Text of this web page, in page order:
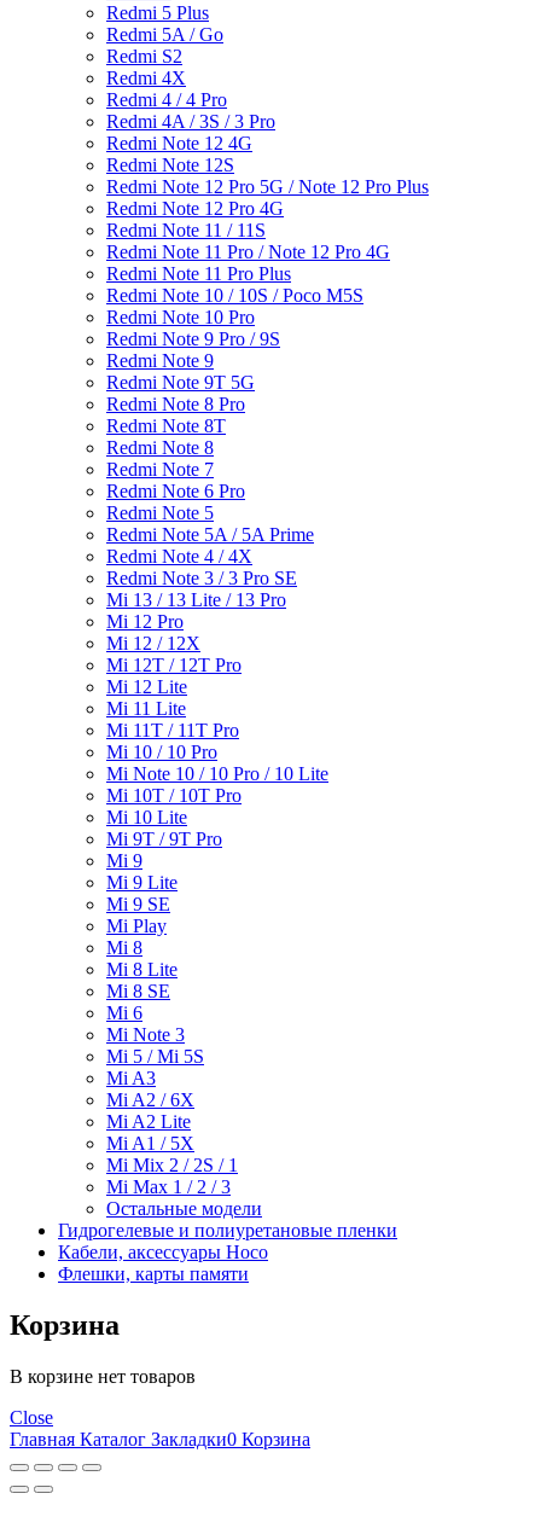
Redmi 5 Plus
Redmi 5A / Go
Redmi S2
Redmi 4X
Redmi 4 / 4 Pro
Redmi 4A / 3S / 3 Pro
Redmi Note 12 4G
Redmi Note 12S
Redmi Note 12 Pro 5G / Note 12 Pro Plus
Redmi Note 12 Pro 4G
Redmi Note 11 / 11S
Redmi Note 11 Pro / Note 12 Pro 4G
Redmi Note 11 Pro Plus
Redmi Note 10 / 10S / Poco M5S
Redmi Note 10 Pro
Redmi Note 9 Pro / 9S
Redmi Note 9
Redmi Note 9T 5G
Redmi Note 8 Pro
Redmi Note 8T
Redmi Note 8
Redmi Note 7
Redmi Note 6 Pro
Redmi Note 5
Redmi Note 5A / 5A Prime
Redmi Note 4 / 4X
Redmi Note 3 / 3 Pro SE
Mi 13 / 13 Lite / 13 Pro
Mi 12 Pro
Mi 12 / 12X
Mi 12T / 12T Pro
Mi 12 Lite
Mi 11 Lite
Mi 11T / 11T Pro
Mi 10 / 10 Pro
Mi Note 10 / 10 Pro / 10 Lite
Mi 10T / 10T Pro
Mi 10 Lite
Mi 9T / 9T Pro
Mi 9
Mi 9 Lite
Mi 9 SE
Mi Play
Mi 8
Mi 8 Lite
Mi 8 SE
Mi 6
Mi Note 3
Mi 5 / Mi 5S
Mi A3
Mi A2 / 6X
Mi A2 Lite
Mi A1 / 5X
Mi Mix 2 / 2S / 1
Mi Max 1 / 2 / 3
Остальные модели
Гидрогелевые и полиуретановые пленки
Кабели, аксессуары Hoco
Флешки, карты памяти
Корзина
В корзине нет товаров
Close
Главная Каталог Закладки0 Корзина